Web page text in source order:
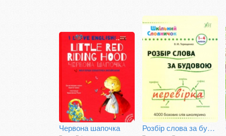
Червона шапочка Розбір слова за будовою